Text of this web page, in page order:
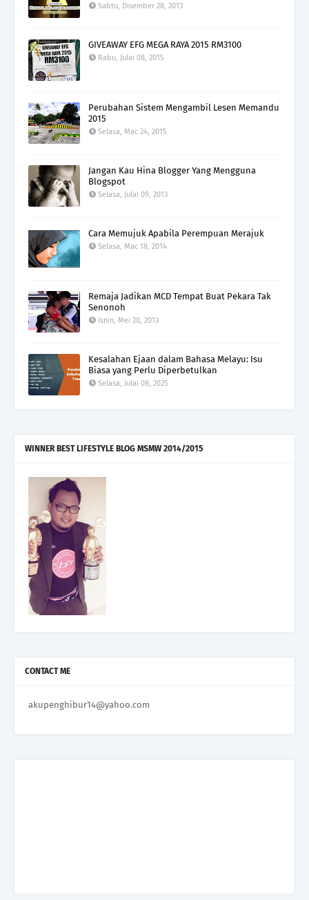
Sabtu, Disember 28, 2013
GIVEAWAY EFG MEGA RAYA 2015 RM3100
Rabu, Julai 08, 2015
Perubahan Sistem Mengambil Lesen Memandu
2015
Selasa, Mac 24, 2015
Jangan Kau Hina Blogger Yang Mengguna
Blogspot
Selasa, Julai 09, 2013
Cara Memujuk Apabila Perempuan Merajuk
Selasa, Mac 18, 2014
Remaja Jadikan MCD Tempat Buat Pekara Tak
Senonoh
Isnin, Mei 20, 2013
Kesalahan Ejaan dalam Bahasa Melayu: Isu
Biasa yang Perlu Diperbetulkan
Selasa, Julai 08, 2025
WINNER BEST LIFESTYLE BLOG MSMW 2014/2015
CONTACT ME
akupenghibur14@yahoo.com